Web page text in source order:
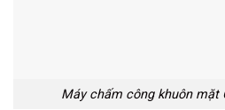
Máy chấm công khuôn mặt